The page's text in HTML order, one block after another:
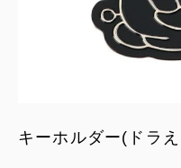
キーホルダー(ドラ